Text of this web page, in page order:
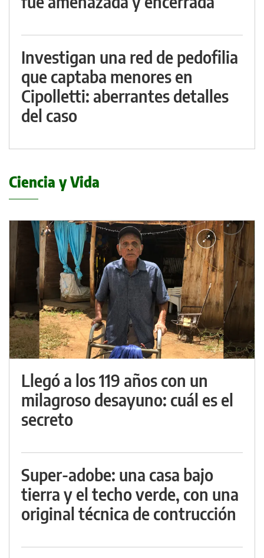
Investigan una red de pedofilia
que captaba menores en
Cipolletti: aberrantes detalles
del caso
Ciencia y Vida
Llegó a los 119 años con un
milagroso desayuno: cuál es el
secreto
Super-adobe: una casa bajo
tierra y el techo verde, con una
original técnica de contrucción